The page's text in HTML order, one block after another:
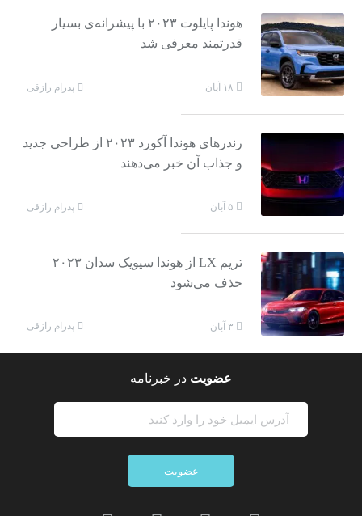
هوندا پایلوت ۲۰۲۳ با پیشرانه‌ی بسیار
قدرتمند معرفی شد
۱۸ آبان پدرام رازقی
رندرهای هوندا آکورد ۲۰۲۳ از طراحی جدید
و جذاب آن خبر می‌دهند
۵ آبان پدرام رازقی
تریم LX از هوندا سیویک سدان ۲۰۲۳
حذف می‌شود
۳ آبان پدرام رازقی
عضویت در خبرنامه
عضویت